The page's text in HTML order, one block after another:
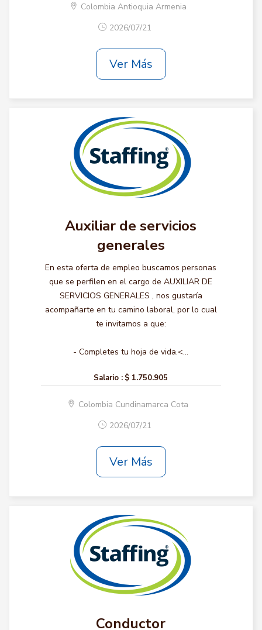
Colombia Antioquia Armenia
2026/07/21
Ver Más
Auxiliar de servicios
generales
En esta oferta de empleo buscamos personas
que se perfilen en el cargo de AUXILIAR DE
SERVICIOS GENERALES , nos gustaría
acompañarte en tu camino laboral, por lo cual
te invitamos a que:
- Completes tu hoja de vida.<...
Salario : $ 1.750.905
Colombia Cundinamarca Cota
2026/07/21
Ver Más
Conductor